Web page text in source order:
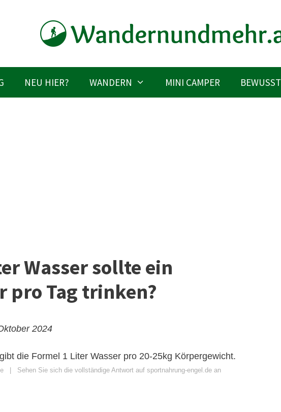
NEU HIER? WANDERN MINI CAMPER
Wasser sollte ein
pro Tag trinken?
2024
die Formel 1 Liter Wasser pro 20-25kg Körpergewicht.
Sehen Sie sich die vollständige Antwort auf sportnahrung-engel.de an